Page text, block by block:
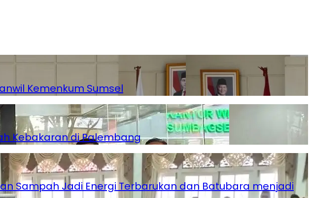
Kemenkum Sumsel
Kebakaran di Palembang
Sampah Jadi Energi Terbarukan dan Batubara menjadi